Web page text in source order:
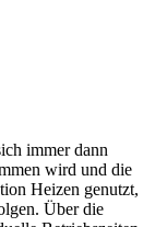
immer dann
wird und die
Heizen genutzt,
Über die